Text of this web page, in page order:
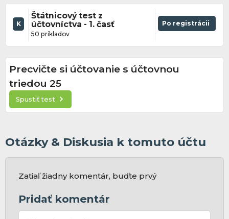
K
Štátnicový test z
účtovníctva - 1. časť
50 príkladov
Po registrácii
Precvičte si účtovanie s účtovnou
triedou 25
Spustiť test
Otázky & Diskusia k tomuto účtu
Zatiaľ žiadny komentár, buďte prvý
Pridať komentár